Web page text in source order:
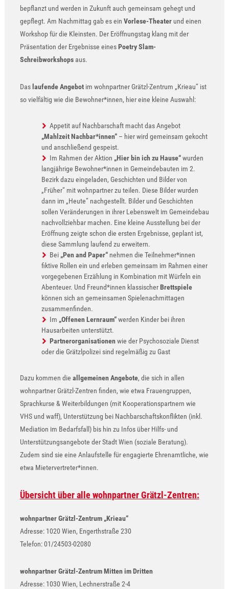
bepflanzt und werden in Zukunft auch gemeinsam gehegt und
gepflegt. Am Nachmittag gab es ein Vorlese-Theaterund einen
Workshop für die Kleinsten. Der Eröffnungstag klang mit der
Präsentation der Ergebnisse einesPoetry Slam-
Schreibworkshopsaus.
Das laufende Angebotim wohnpartner Grätzl-Zentrum „Krieau“ ist
so vielfältig wie die Bewohner*innen, hier eine kleine Auswahl:
Appetit auf Nachbarschaft macht das Angebot
„Mahlzeit Nachbar*innen“– hier wird gemeinsam gekocht
und anschließend gespeist.
Im Rahmen der Aktion „Hier bin ich zu Hause“wurden
langjährige Bewohner*innen in Gemeindebauten im 2.
Bezirk dazu eingeladen, Geschichten und Bilder von
„Früher“ mit wohnpartner zu teilen. Diese Bilder wurden
dann im „Heute“ nachgestellt. Bilder und Geschichten
sollen Veränderungen in ihrer Lebenswelt im Gemeindebau
nachvollziehbar machen. Eine kleine Ausstellung bei der
Eröffnung zeigte schon die ersten Ergebnisse, geplant ist,
diese Sammlung laufend zu erweitern.
Bei „Pen and Paper“nehmen die Teilnehmer*innen
fiktive Rollen ein und erleben gemeinsam im Rahmen einer
vorgegebenen Erzählung in Kombination mit Würfeln ein
Abenteuer. Und Freund*innen klassischerBrettspiele
können sich an gemeinsamen Spielenachmittagen
zusammenfinden.
Im „Offenen Lernraum“werden Kinder bei ihren
Hausarbeiten unterstützt.
Partnerorganisationenwie der Psychosoziale Dienst
oder die Grätzlpolizei sind regelmäßig zu Gast
Dazu kommen die allgemeinen Angebote, die sich in allen
wohnpartner Grätzl-Zentren finden, wie etwa Frauengruppen,
Sprachkurse & Weiterbildungen (mit Kooperationspartnern wie
VHS und waff), Unterstützung bei Nachbarschaftskonflikten (inkl.
Mediation im Bedarfsfall) bis hin zu Infos über Hilfs- und
Unterstützungsangebote der Stadt Wien (soziale Beratung).
Zudem sind sie eine Anlaufstelle für engagierte Ehrenamtliche, wie
etwa Mietervertreter*innen.
Übersicht über alle wohnpartner Grätzl-Zentren:
wohnpartner Grätzl-Zentrum „Krieau“
Adresse: 1020 Wien, Engerthstraße 230
Telefon: 01/24503-02080
wohnpartner Grätzl-Zentrum Mitten im Dritten
Adresse: 1030 Wien, Lechnerstraße 2-4